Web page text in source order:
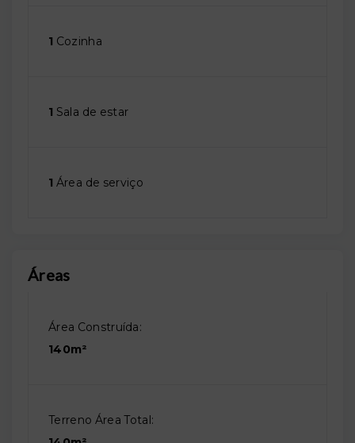
1 Cozinha
1 Sala de estar
1 Área de serviço
Áreas
Área Construída:
140m²
Terreno Área Total: